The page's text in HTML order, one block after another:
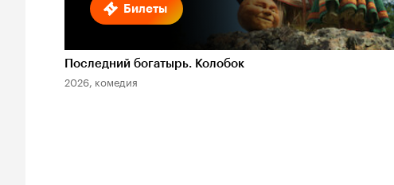
Билеты
Последний богатырь. Колобок
2026, комедия